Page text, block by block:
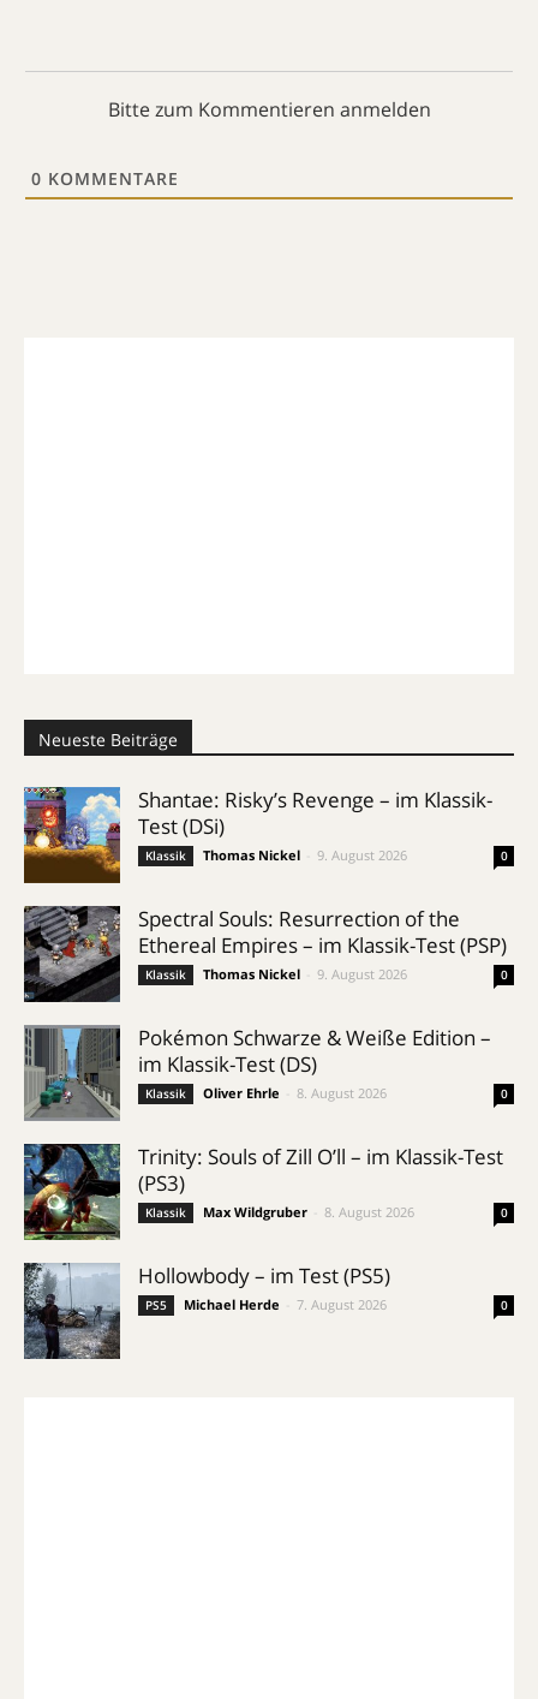
Bitte zum Kommentieren anmelden
0 KOMMENTARE
Neueste Beiträge
Shantae: Risky’s Revenge – im Klassik-
Test (DSi)
Klassik Thomas Nickel 9. August 2026 0
Spectral Souls: Resurrection of the
Ethereal Empires – im Klassik-Test (PSP)
Klassik Thomas Nickel 9. August 2026 0
Pokémon Schwarze & Weiße Edition –
im Klassik-Test (DS)
Klassik Oliver Ehrle 8. August 2026 0
Trinity: Souls of Zill O’ll – im Klassik-Test
(PS3)
Klassik Max Wildgruber 8. August 2026 0
Hollowbody – im Test (PS5)
PS5 Michael Herde 7. August 2026 0